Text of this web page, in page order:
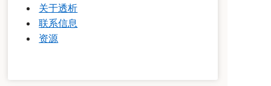
关于透析
联系信息
资源